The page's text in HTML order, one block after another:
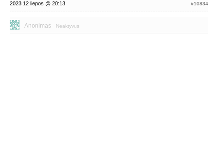
2023 12 liepos @ 20:13 #10834
Anonimas Neaktyvus